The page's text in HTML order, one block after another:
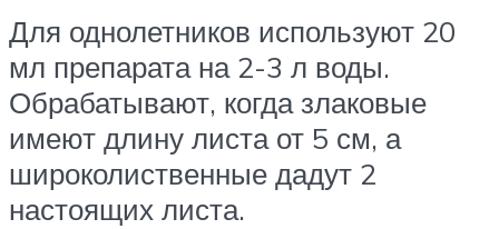
Для однолетников используют 20
мл препарата на 2-3 л воды.
Обрабатывают, когда злаковые
имеют длину листа от 5 см, а
широколиственные дадут 2
настоящих листа.